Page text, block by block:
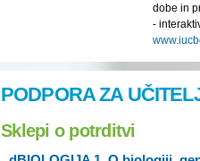
dobe in
-
PODPORA ZA
Sklepi o potrditvi